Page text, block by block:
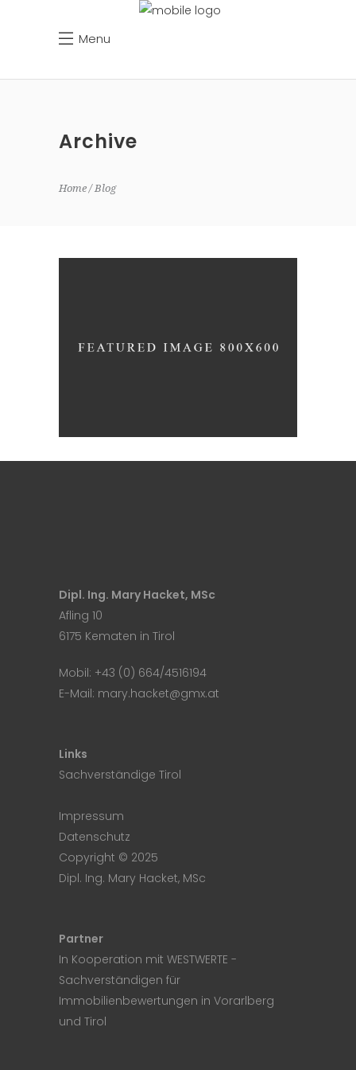
Menu
Archive
Home Blog
Dipl. Ing. Mary Hacket, MSc
Afling 10
6175 Kematen in Tirol
Mobil: +43 (0) 664/4516194
E-Mail: mary.hacket@gmx.at
Links
Sachverständige Tirol
Impressum
Datenschutz
Copyright © 2025
Dipl. Ing. Mary Hacket, MSc
Partner
In Kooperation mit WESTWERTE -
Sachverständigen für
Immobilienbewertungen in Vorarlberg
und Tirol